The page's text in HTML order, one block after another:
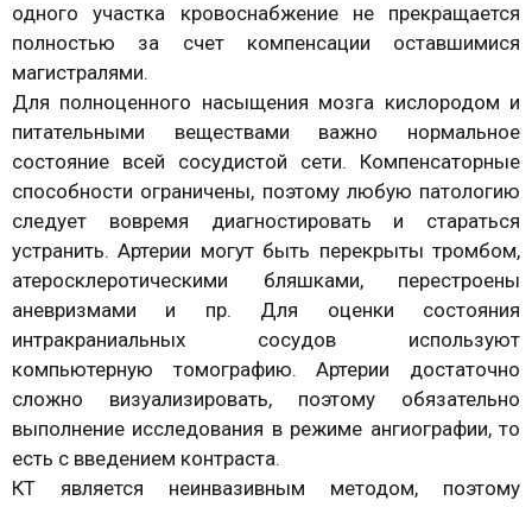
одного участка кровоснабжение не прекращается
полностью за счет компенсации оставшимися
магистралями.
Для полноценного насыщения мозга кислородом и
питательными веществами важно нормальное
состояние всей сосудистой сети. Компенсаторные
способности ограничены, поэтому любую патологию
следует вовремя диагностировать и стараться
устранить. Артерии могут быть перекрыты тромбом,
атеросклеротическими бляшками, перестроены
аневризмами и пр. Для оценки состояния
интракраниальных сосудов используют
компьютерную томографию. Артерии достаточно
сложно визуализировать, поэтому обязательно
выполнение исследования в режиме ангиографии, то
есть с введением контраста.
КТ является неинвазивным методом, поэтому